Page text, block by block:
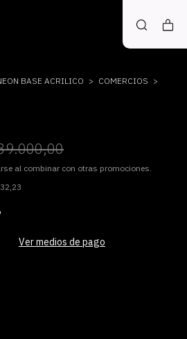
BASE ACRILICO > COMERCIOS >
al combinar con otras promociones.
Ver medios de pago